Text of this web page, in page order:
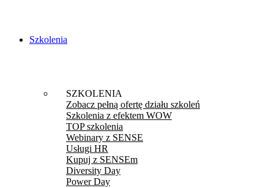
Szkolenia
SZKOLENIA
Zobacz pełną ofertę działu szkoleń
Szkolenia z efektem WOW
TOP szkolenia
Webinary z SENSE
Usługi HR
Kupuj z SENSEm
Diversity Day
Power Day